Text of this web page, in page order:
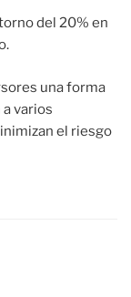
del 20% en
una forma
varios
el riesgo